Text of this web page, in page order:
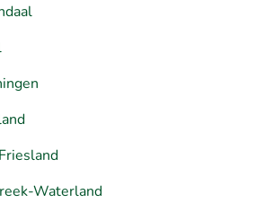
Waterland